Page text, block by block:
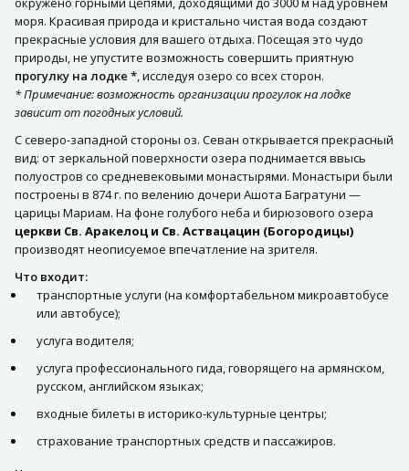
моря. Красивая природа и кристально чистая вода создают
прекрасные условия для вашего отдыха. Посещая это чудо
природы, не упустите возможность совершить приятную
прогулку на лодке *, исследуя озеро со всех сторон.
* Примечание: возможность организации прогулок на лодке
зависит от погодных условий.
С северо-западной стороны оз. Севан открывается прекрасный
вид: от зеркальной поверхности озера поднимается ввысь
полуостров со средневековыми монастырями. Монастыри были
построены в 874 г. по велению дочери Ашота Багратуни —
царицы Мариам. На фоне голубого неба и бирюзового озера
церкви Св. Аракелоц и Св. Аствацацин (Богородицы)
производят неописуемое впечатление на зрителя.
Что входит:
транспортные услуги (на комфортабельном микроавтобусе
или автобусе);
услуга водителя;
услуга профессионального гида, говорящего на армянском,
русском, английском языках;
входные билеты в историко-культурные центры;
страхование транспортных средств и пассажиров.